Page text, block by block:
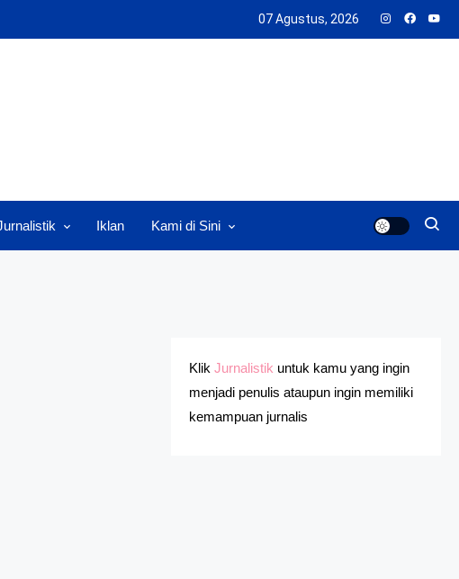
07 Agustus, 2026
Iklan Kami di Sini
KlikJurnalistik untuk kamu yang ingin
menjadi penulis ataupun ingin memiliki
kemampuan jurnalis